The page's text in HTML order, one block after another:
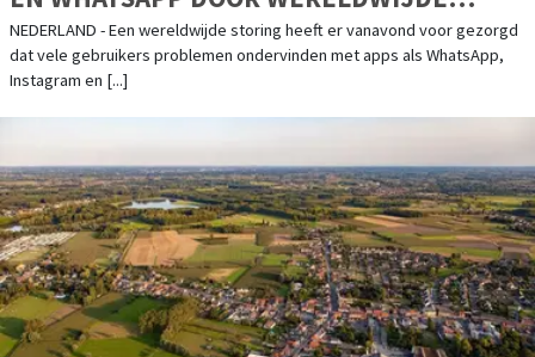
STORING
NEDERLAND - Een wereldwijde storing heeft er vanavond voor gezorgd
dat vele gebruikers problemen ondervinden met apps als WhatsApp,
Instagram en [...]